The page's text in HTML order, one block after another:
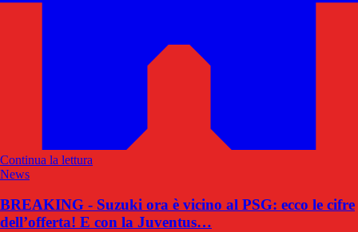
Continua la lettura
News
BREAKING - Suzuki ora è vicino al PSG: ecco le cifre
dell’offerta! E con la Juventus…